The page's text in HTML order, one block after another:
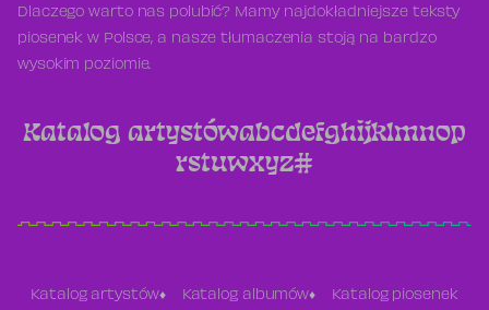
Dlaczego warto nas polubić? Mamy najdokładniejsze teksty
piosenek w Polsce, a nasze tłumaczenia stoją na bardzo
wysokim poziomie.
Katalog artystówabcdefghijklmnop
rstuwxyz#
Katalog artystów Katalog albumów Katalog piosenek